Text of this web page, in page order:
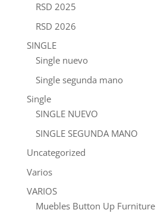
RSD 2025
RSD 2026
SINGLE
Single nuevo
Single segunda mano
Single
SINGLE NUEVO
SINGLE SEGUNDA MANO
Uncategorized
Varios
VARIOS
Muebles Button Up Furniture